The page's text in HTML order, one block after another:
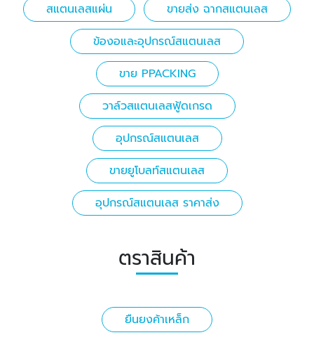
สแตนเลสแผ่น
ขายส่ง ฉากสแตนเลส
ข้องอและอุปกรณ์สแตนเลส
ขาย PPACKING
วาล์วสแตนเลสฟู้ดเกรด
อุปกรณ์สแตนเลส
ขายยูโบลท์สแตนเลส
อุปกรณ์สแตนเลส ราคาส่ง
ตราสินค้า
ยืนยงค้าเหล็ก